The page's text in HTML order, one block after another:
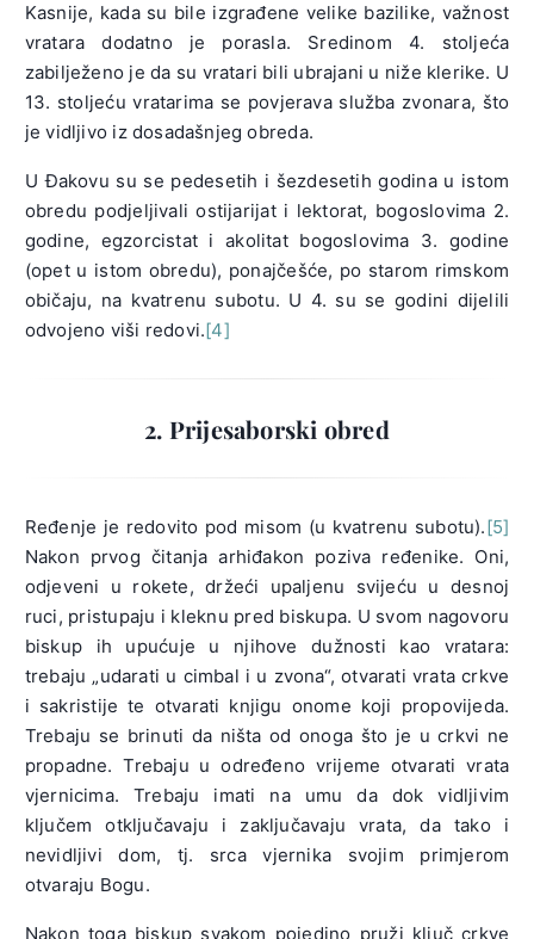
Kasnije, kada su bile izgrađene velike bazilike, važnost
vratara dodatno je porasla. Sredinom 4. stoljeća
zabilježeno je da su vratari bili ubrajani u niže klerike. U
13. stoljeću vratarima se povjerava služba zvonara, što
je vidljivo iz dosadašnjeg obreda.
U Đakovu su se pedesetih i šezdesetih godina u istom
obredu podjeljivali ostijarijat i lektorat, bogoslovima 2.
godine, egzorcistat i akolitat bogoslovima 3. godine
(opet u istom obredu), ponajčešće, po starom rimskom
običaju, na kvatrenu subotu. U 4. su se godini dijelili
odvojeno viši redovi.[4]
2. Prijesaborski obred
Ređenje je redovito pod misom (u kvatrenu subotu).[5]
Nakon prvog čitanja arhiđakon poziva ređenike. Oni,
odjeveni u rokete, držeći upaljenu svijeću u desnoj
ruci, pristupaju i kleknu pred biskupa. U svom nagovoru
biskup ih upućuje u njihove dužnosti kao vratara:
trebaju „udarati u cimbal i u zvona“, otvarati vrata crkve
i sakristije te otvarati knjigu onome koji propovijeda.
Trebaju se brinuti da ništa od onoga što je u crkvi ne
propadne. Trebaju u određeno vrijeme otvarati vrata
vjernicima. Trebaju imati na umu da dok vidljivim
ključem otključavaju i zaključavaju vrata, da tako i
nevidljivi dom, tj. srca vjernika svojim primjerom
otvaraju Bogu.
Nakon toga biskup svakom pojedino pruži ključ crkve